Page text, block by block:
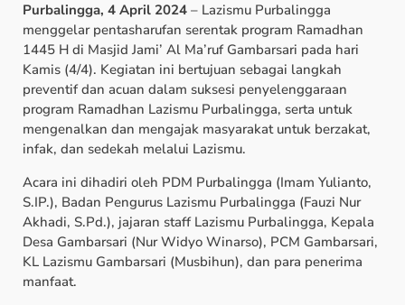
Purbalingga, 4 April 2024 – Lazismu Purbalingga
menggelar pentasharufan serentak program Ramadhan
1445 H di Masjid Jami’ Al Ma’ruf Gambarsari pada hari
Kamis (4/4). Kegiatan ini bertujuan sebagai langkah
preventif dan acuan dalam suksesi penyelenggaraan
program Ramadhan Lazismu Purbalingga, serta untuk
mengenalkan dan mengajak masyarakat untuk berzakat,
infak, dan sedekah melalui Lazismu.
Acara ini dihadiri oleh PDM Purbalingga (Imam Yulianto,
S.IP.), Badan Pengurus Lazismu Purbalingga (Fauzi Nur
Akhadi, S.Pd.), jajaran staff Lazismu Purbalingga, Kepala
Desa Gambarsari (Nur Widyo Winarso), PCM Gambarsari,
KL Lazismu Gambarsari (Musbihun), dan para penerima
manfaat.